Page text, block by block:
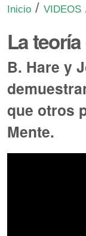
Inicio / VIDEOS
La
B. Hare y
que otros
Mente.